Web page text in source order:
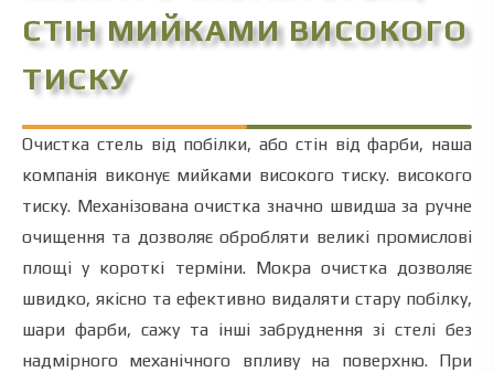
СТІН МИЙКАМИ ВИСОКОГО
ТИСКУ
Очистка стель від побілки, або стін від фарби, наша
компанія виконує мийками високого тиску. високого
тиску. Механізована очистка значно швидша за ручне
очищення та дозволяє обробляти великі промислові
площі у короткі терміни. Мокра очистка дозволяє
швидко, якісно та ефективно видаляти стару побілку,
шари фарби, сажу та інші забруднення зі стелі без
надмірного механічного впливу на поверхню. При